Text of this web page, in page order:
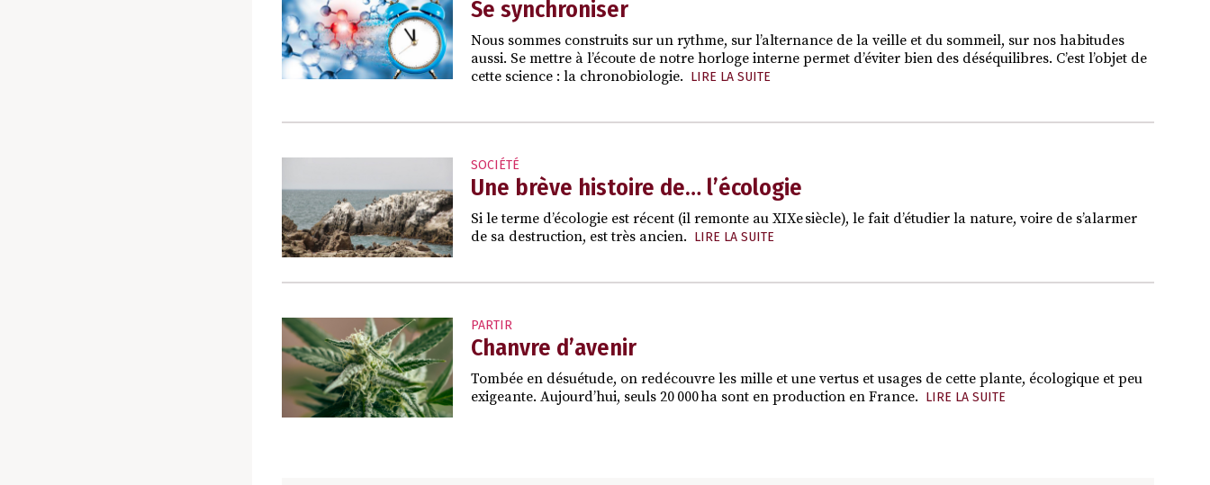
Se synchroniser
Nous sommes construits sur un rythme, sur l’alternance de la veille et du sommeil, sur nos habitudes
aussi. Se mettre à l’écoute de notre horloge interne permet d’éviter bien des déséquilibres. C’est l’objet de
cette science : la chronobiologie. LIRE LA SUITE
SOCIÉTÉ
Une brève histoire de… l’écologie
Si le terme d’écologie est récent (il remonte au XIXe siècle), le fait d’étudier la nature, voire de s’alarmer
de sa destruction, est très ancien. LIRE LA SUITE
PARTIR
Chanvre d’avenir
Tombée en désuétude, on redécouvre les mille et une vertus et usages de cette plante, écologique et peu
exigeante. Aujourd’hui, seuls 20 000 ha sont en production en France. LIRE LA SUITE